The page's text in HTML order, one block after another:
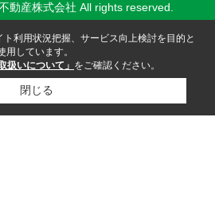
動産株式会社 All rights reserved.
利用状況把握、サービス向上検討を目的と
しています。
扱いについて」 をご確認ください。
閉じる